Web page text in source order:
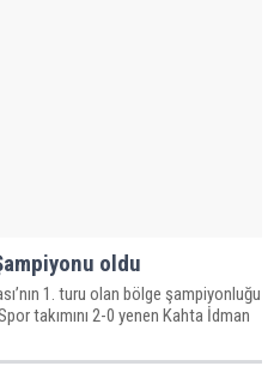
oldu
1. turu olan bölge şampiyonluğu
takımını 2-0 yenen Kahta İdman